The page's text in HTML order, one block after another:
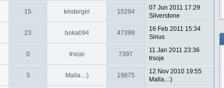
15 kindergirl 15294
07 Jun 2011 17:29
Silverstone
23 boka094 47399
16 Feb 2011 15:34
Sirius
0 trsoje 7397
11 Jan 2011 23:36
trsoje
3 Malla...:) 19875
12 Nov 2010 19:55
Malla...:)